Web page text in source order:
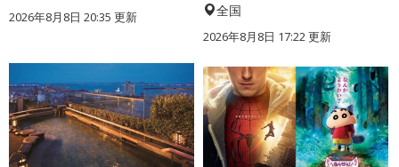
2026年8月8日 20:35 更新 全国
2026年8月8日 17:22 更新